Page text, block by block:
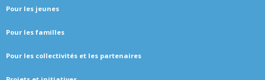
Pour les jeunes
Pour les familles
Pour les collectivités et les partenaires